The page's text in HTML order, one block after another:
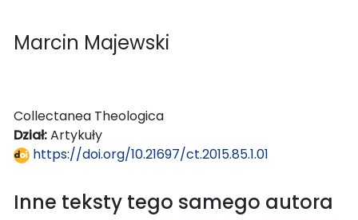
Marcin Majewski
Collectanea Theologica
Dział:Artykuły
https://doi.org/10.21697/ct.2015.85.1.01
Inne teksty tego samego autora